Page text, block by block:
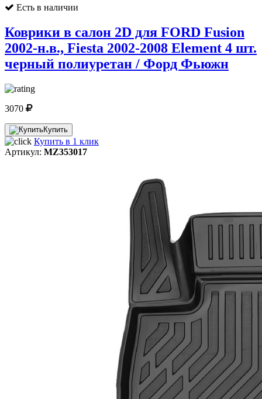
Есть в наличии
Коврики в салон 2D для FORD Fusion
2002-н.в., Fiesta 2002-2008 Element 4 шт.
черный полиуретан / Форд Фьюжн
3070
Купить
Купить в 1 клик
Артикул: MZ353017